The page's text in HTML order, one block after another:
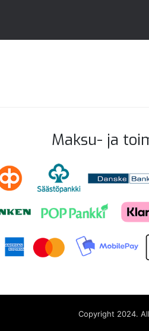
Maksu- ja
Copyright 2024.